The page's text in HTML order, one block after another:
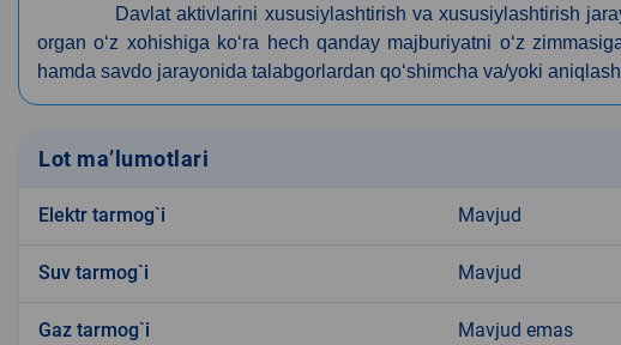
Davlat aktivlarini xususiylashtirish va xususiylashtirish
organ o‘z xohishiga ko‘ra hech qanday majburiyatni o‘z
hamda savdo jarayonida talabgorlardan qo‘shimcha va/yoki
Lot ma’lumotlari
Elektr tarmog`i Mavjud
Suv tarmog`i Mavjud
Gaz tarmog`i Mavjud emas